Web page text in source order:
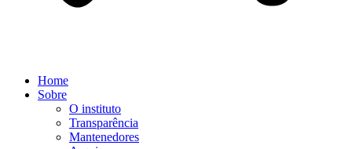
Home
Sobre
O instituto
Transparência
Mantenedores